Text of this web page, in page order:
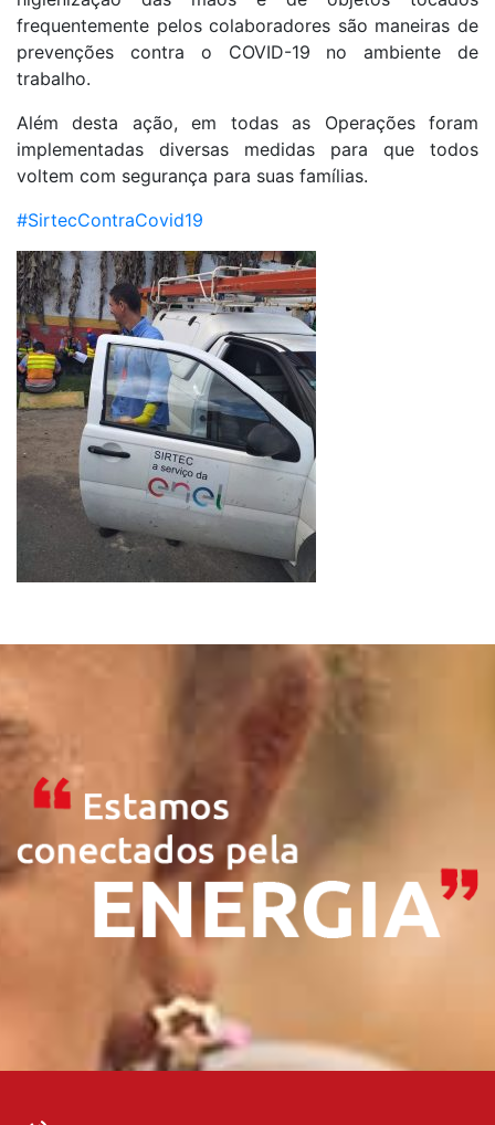
frequentemente pelos colaboradores são maneiras de
prevenções contra o COVID-19 no ambiente de
trabalho.
Além desta ação, em todas as Operações foram
implementadas diversas medidas para que todos
voltem com segurança para suas famílias.
#SirtecContraCovid19